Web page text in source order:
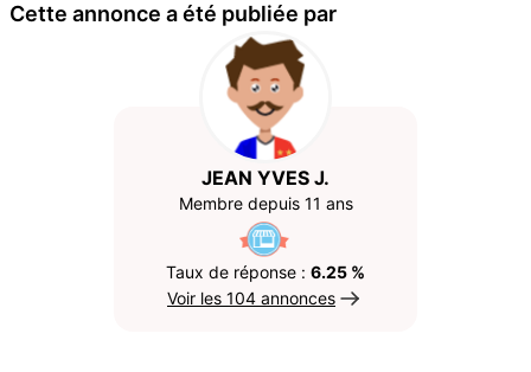
Cette annonce a été publiée par
JEAN YVES J.
Membre depuis 11 ans
Taux de réponse : 6.25 %
Voir les 104 annonces